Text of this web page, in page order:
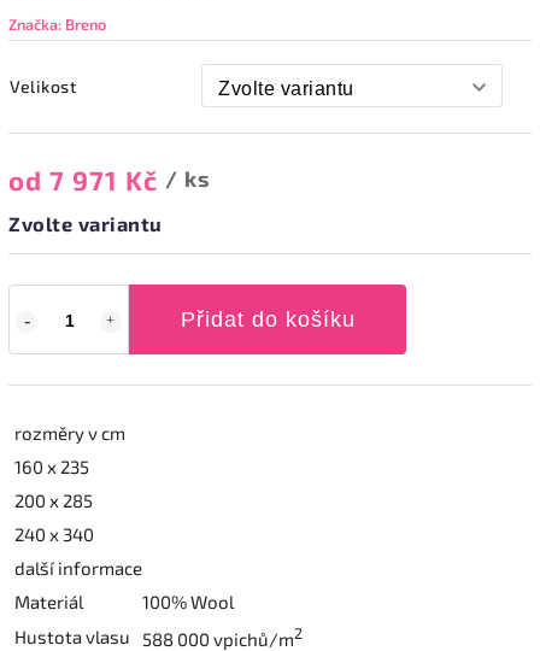
Značka: Breno
Velikost
od 7 971 Kč / ks
Zvolte variantu
Přidat do košíku
rozměry v cm
160 x 235
200 x 285
240 x 340
další informace
Materiál
100% Wool
Hustota vlasu
588 000 vpichů/m2